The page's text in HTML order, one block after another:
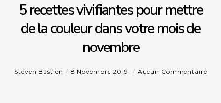
5 recettes vivifiantes pour mettre
de la couleur dans votre mois de
novembre
Steven Bastien 8 Novembre 2019 Aucun Commentaire